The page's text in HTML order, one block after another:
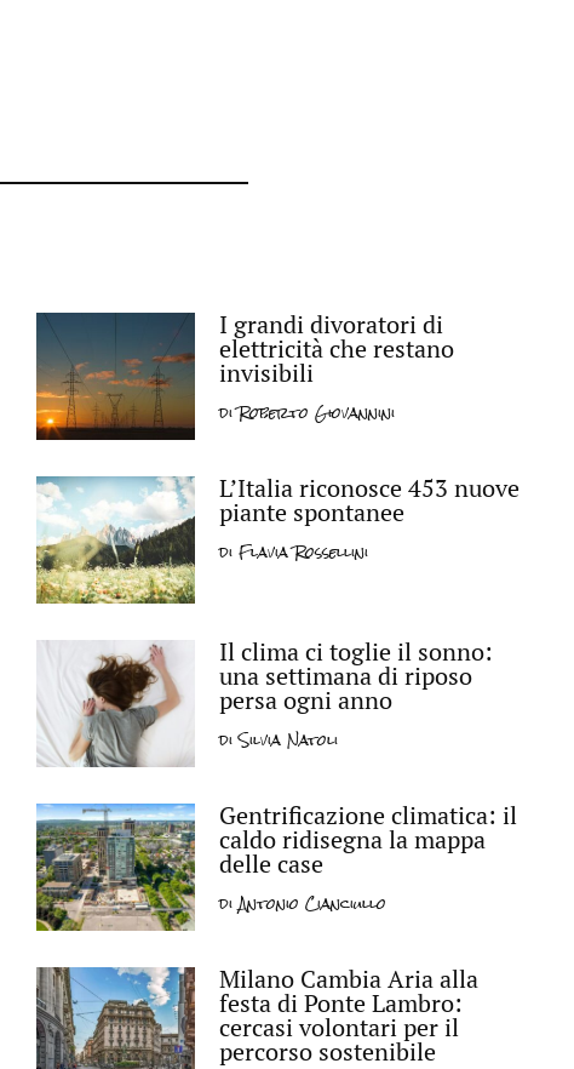
I grandi divoratori di
elettricità che restano
invisibili
diRoberto Giovannini
L’Italia riconosce 453 nuove
piante spontanee
diFlavia Rossellini
Il clima ci toglie il sonno:
una settimana di riposo
persa ogni anno
diSilvia Natoli
Gentrificazione climatica: il
caldo ridisegna la mappa
delle case
diAntonio Cianciullo
Milano Cambia Aria alla
festa di Ponte Lambro:
cercasi volontari per il
percorso sostenibile